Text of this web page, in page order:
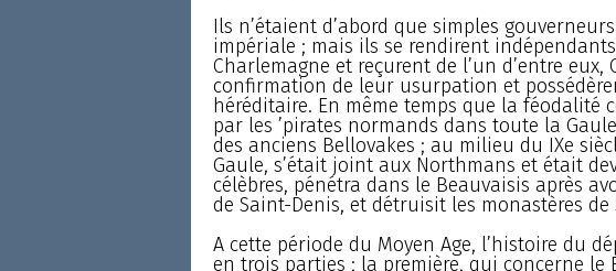
Ils n’étaient d’abord que simples
impériale ; mais ils se rendirent
Charlemagne et reçurent de l’un d’entre eux,
confirmation de leur usurpation et
héréditaire. En même temps que la féodalité
par les ’pirates normands dans toute la
des anciens Bellovakes ; au milieu du IXe
Gaule, s’était joint aux Northmans et était
célèbres, pénétra dans le Beauvaisis après
de Saint-Denis, et détruisit les monastères
A cette période du Moyen Age, l’histoire du
en trois parties ; la première, qui concerne le